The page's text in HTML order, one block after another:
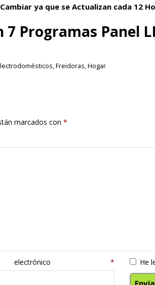
ya que se Actualizan cada 12
Programas Panel
,Freidoras,Hogar
marcados con *
electrónico* He